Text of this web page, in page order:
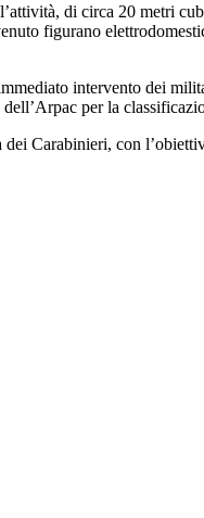
di circa 20 metri
figurano
intervento dei
per la
Carabinieri, con